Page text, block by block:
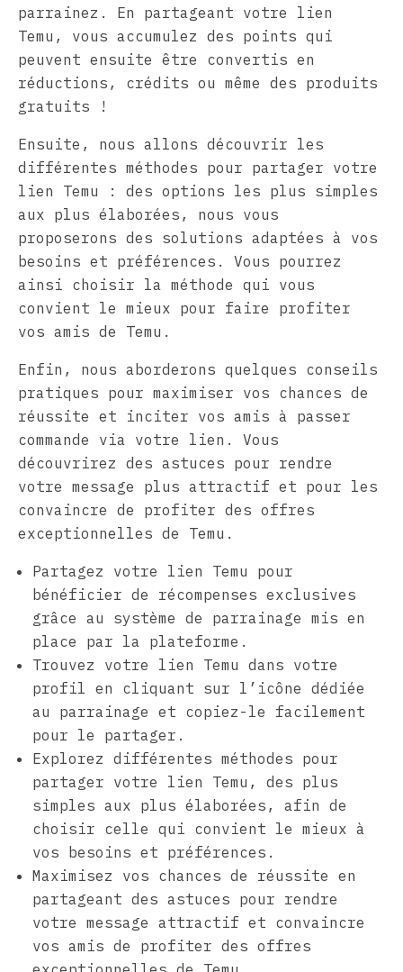
parrainez. En partageant votre lien
Temu, vous accumulez des points qui
peuvent ensuite être convertis en
réductions, crédits ou même des produits
gratuits !
Ensuite, nous allons découvrir les
différentes méthodes pour partager votre
lien Temu : des options les plus simples
aux plus élaborées, nous vous
proposerons des solutions adaptées à vos
besoins et préférences. Vous pourrez
ainsi choisir la méthode qui vous
convient le mieux pour faire profiter
vos amis de Temu.
Enfin, nous aborderons quelques conseils
pratiques pour maximiser vos chances de
réussite et inciter vos amis à passer
commande via votre lien. Vous
découvrirez des astuces pour rendre
votre message plus attractif et pour les
convaincre de profiter des offres
exceptionnelles de Temu.
Partagez votre lien Temu pour
bénéficier de récompenses exclusives
grâce au système de parrainage mis en
place par la plateforme.
Trouvez votre lien Temu dans votre
profil en cliquant sur l’icône dédiée
au parrainage et copiez-le facilement
pour le partager.
Explorez différentes méthodes pour
partager votre lien Temu, des plus
simples aux plus élaborées, afin de
choisir celle qui convient le mieux à
vos besoins et préférences.
Maximisez vos chances de réussite en
partageant des astuces pour rendre
votre message attractif et convaincre
vos amis de profiter des offres